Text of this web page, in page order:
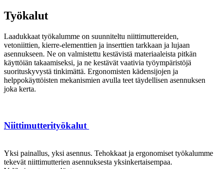
Työkalut
Laadukkaat työkalumme on suunniteltu niittimuttereiden,
vetoniittien, kierre-elementtien ja inserttien tarkkaan ja lujaan
asennukseen. Ne on valmistettu kestävistä materiaaleista pitkän
käyttöiän takaamiseksi, ja ne kestävät vaativia työympäristöjä
suorituskyvystä tinkimättä. Ergonomisten kädensijojen ja
helppokäyttöisten mekanismien avulla teet täydellisen asennuksen
joka kerta.
Niittimutterityökalut
Yksi painallus, yksi asennus. Tehokkaat ja ergonomiset työkalumme
tekevät niittimutterien asennuksesta yksinkertaisempaa.